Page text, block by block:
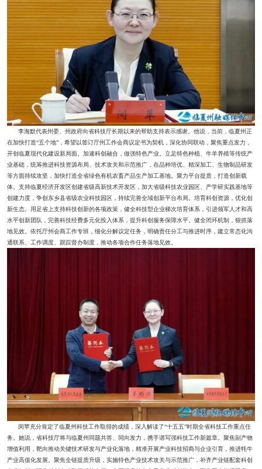
李海默代表州委、州政府向省科技厅长期以来的帮助支持表示感谢。他说，当前，临夏州正
在加快打造“五个地”，希望以签订厅州工作会商议定书为契机，深化协同联动，聚焦重点发力，
开创临夏现代化建设新局面。加速科创融合，做强特色产业。立足特色种植、牛羊养殖等传统产
业基础，统筹推进科技资源布局、技术攻关和示范推广，在品种培优、精深加工、生物制品研发
等方面持续攻坚，加快打造全省绿色有机农畜产品生产加工基地。聚力平台提质，打造创新载
体。支持临夏经济开发区创建省级高新技术开发区，加大省级科技农业园区、产学研实践基地等
创建力度，争创东乡县省级农业科技园区，持续完善全域创新平台布局。培育科创资源，优化创
新生态。用足省上支持科技创新的各项政策，健全科技型企业梯次培育体系，引进领军人才和高
水平创新团队，完善科技经费多元化投入体系，提升科创服务保障水平。健全闭环机制，狠抓落
地见效。依托厅州会商工作专班，细化分解议定任务，明确责任分工与推进时序，建立常态化沟
通联系、工作调度、跟踪督办制度，推动各项合作任务落地见效。
闵苹充分肯定了临夏州科技工作取得的成绩，深入解读了“十五五”时期全省科技工作重点任
务。她说，省科技厅将与临夏州同题共答、同向发力，携手谱写强科技工作新篇章。聚焦副产物
增值利用，靶向推动关键技术研发与产业化落地，精准开展产业科技招商与企业引育，推进牦牛
产业高值化发展。聚焦全链提质升级，实施特色产业技术攻关与示范推广，补齐产业链配套科创